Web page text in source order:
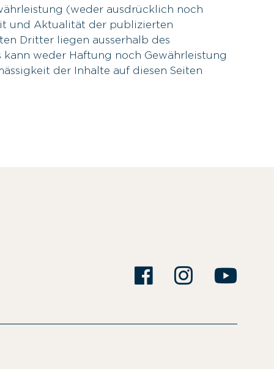
(weder ausdrücklich noch
und Aktualität der publizierten
Dritter liegen ausserhalb des
kann weder Haftung noch Gewährleistung
der Inhalte auf diesen Seiten